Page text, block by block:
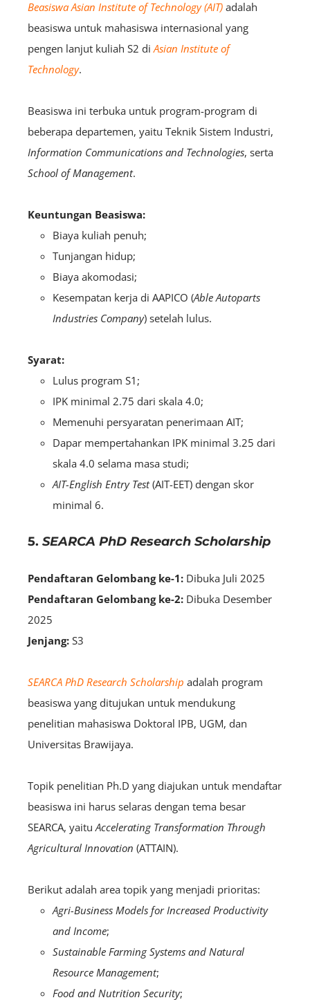
Beasiswa Asian Institute of Technology (AIT) adalah
beasiswa untuk mahasiswa internasional yang
pengen lanjut kuliah S2 di Asian Institute of
Technology.
Beasiswa ini terbuka untuk program-program di
beberapa departemen, yaitu Teknik Sistem Industri,
Information Communications and Technologies, serta
School of Management.
Keuntungan Beasiswa:
Biaya kuliah penuh;
Tunjangan hidup;
Biaya akomodasi;
Kesempatan kerja di AAPICO (Able Autoparts
Industries Company) setelah lulus.
Syarat:
Lulus program S1;
IPK minimal 2.75 dari skala 4.0;
Memenuhi persyaratan penerimaan AIT;
Dapar mempertahankan IPK minimal 3.25 dari
skala 4.0 selama masa studi;
AIT-English Entry Test(AIT-EET) dengan skor
minimal 6.
5. SEARCA PhD Research Scholarship
Pendaftaran Gelombang ke-1: Dibuka Juli 2025
Pendaftaran Gelombang ke-2: Dibuka Desember
2025
Jenjang: S3
SEARCA PhD Research Scholarship adalah program
beasiswa yang ditujukan untuk mendukung
penelitian mahasiswa Doktoral IPB, UGM, dan
Universitas Brawijaya.
Topik penelitian Ph.D yang diajukan untuk mendaftar
beasiswa ini harus selaras dengan tema besar
SEARCA, yaitu Accelerating Transformation Through
Agricultural Innovation (ATTAIN).
Berikut adalah area topik yang menjadi prioritas:
Agri-Business Models for Increased Productivity
and Income;
Sustainable Farming Systems and Natural
Resource Management;
Food and Nutrition Security;